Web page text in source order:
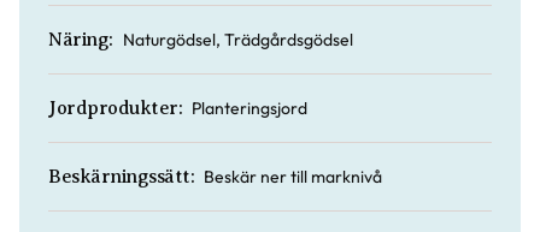
Näring: Naturgödsel, Trädgårdsgödsel
Jordprodukter: Planteringsjord
Beskärningssätt: Beskär ner till marknivå